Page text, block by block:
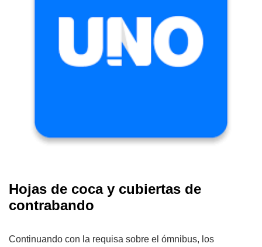
Hojas de coca y cubiertas de
contrabando
Continuando con la requisa sobre el ómnibus, los